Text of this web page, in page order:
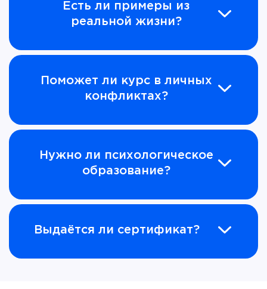
Есть ли примеры из
реальной жизни?
Поможет ли курс в личных
конфликтах?
Нужно ли психологическое
образование?
Выдаётся ли сертификат?